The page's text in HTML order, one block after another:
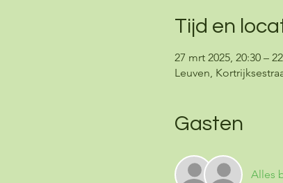
Tijd en
27 mrt 2025, 20:30 –
Leuven,
Gasten
Alles